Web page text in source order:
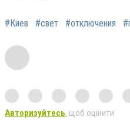
#Киев #свет #отключения
Авторизуйтесь, щоб оцінити